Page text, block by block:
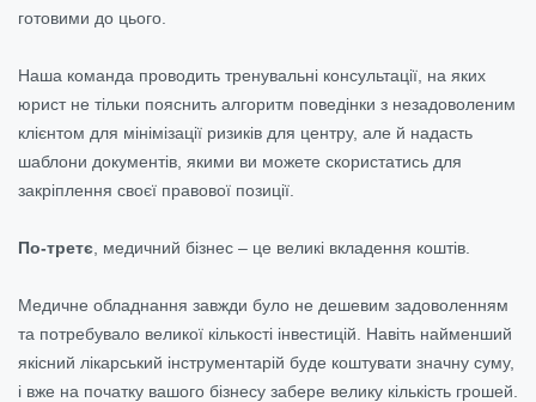
готовими до цього.
Наша команда проводить тренувальні консультації, на яких
юрист не тільки пояснить алгоритм поведінки з незадоволеним
клієнтом для мінімізації ризиків для центру, але й надасть
шаблони документів, якими ви можете скористатись для
закріплення своєї правової позиції.
По-третє , медичний бізнес – це великі вкладення коштів.
Медичне обладнання завжди було не дешевим задоволенням
та потребувало великої кількості інвестицій. Навіть найменший
якісний лікарський інструментарій буде коштувати значну суму,
і вже на початку вашого бізнесу забере велику кількість грошей.